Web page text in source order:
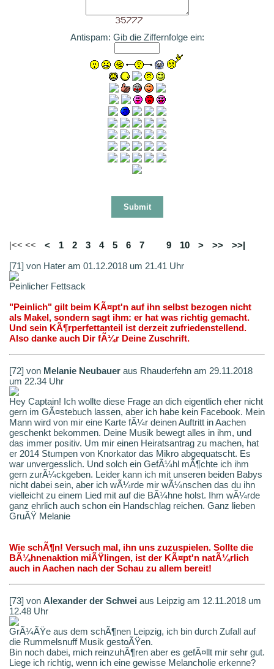
Antispam: Gib die Ziffernfolge ein:
|<< << < 1 2 3 4 5 6 7 9 10 > >>
>>|
[71] von Hater am 01.12.2018 um 21.41 Uhr
Peinlicher Fettsack
"Peinlich" gilt beim KÃ¤pt'n auf ihn selbst bezogen nicht
als Makel, sondern sagt ihm: er hat was richtig gemacht.
Und sein KÃ¶rperfettanteil ist derzeit zufriedenstellend.
Also danke auch Dir fÃ¼r Deine Zuschrift.
[72] von Melanie Neubauer aus Rhauderfehn am 29.11.2018
um 22.34 Uhr
Hey Captain! Ich wollte diese Frage an dich eigentlich eher nicht
gern im GÃ¤stebuch lassen, aber ich habe kein Facebook. Mein
Mann wird von mir eine Karte fÃ¼r deinen Auftritt in Aachen
geschenkt bekommen. Deine Musik bewegt alles in ihm, und
das immer positiv. Um mir einen Heiratsantrag zu machen, hat
er 2014 Stumpen von Knorkator das Mikro abgequatscht. Es
war unvergesslich. Und solch ein GefÃ¼hl mÃ¶chte ich ihm
gern zurÃ¼ckgeben. Leider kann ich mit unseren beiden Babys
nicht dabei sein, aber ich wÃ¼rde mir wÃ¼nschen das du ihn
vielleicht zu einem Lied mit auf die BÃ¼hne holst. Ihm wÃ¼rde
ganz ehrlich auch schon ein Handschlag reichen. Ganz lieben
GruÃŸ Melanie
Wie schÃ¶n! Versuch mal, ihn uns zuzuspielen. Sollte die
BÃ¼hnenaktion miÃŸlingen, ist der KÃ¤pt'n natÃ¼rlich
auch in Aachen nach der Schau zu allem bereit!
[73] von Alexander der Schwei aus Leipzig am 12.11.2018 um
12.48 Uhr
GrÃ¼ÃŸe aus dem schÃ¶nen Leipzig, ich bin durch Zufall auf
die Rummelsnuff Musik gestoÃŸen.
Bin noch dabei, mich reinzuhÃ¶ren aber es gefÃ¤llt mir sehr gut.
Liege ich richtig, wenn ich eine gewisse Melancholie erkenne?